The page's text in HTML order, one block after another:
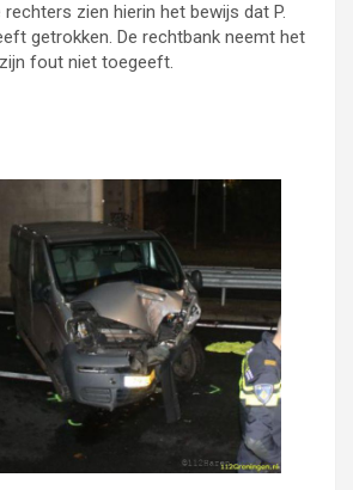
rechters zien hierin het bewijs dat P.
getrokken. De rechtbank neemt het
fout niet toegeeft.